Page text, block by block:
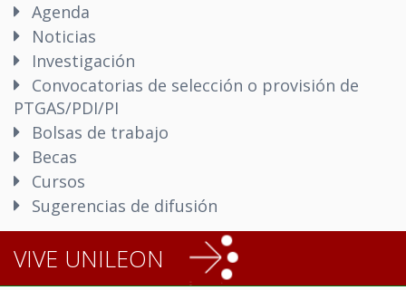
Agenda
Noticias
Investigación
Convocatorias de selección o provisión de
PTGAS/PDI/PI
Bolsas de trabajo
Becas
Cursos
Sugerencias de difusión
VIVE UNILEON